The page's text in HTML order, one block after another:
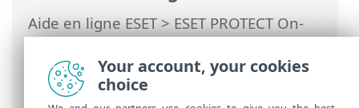
Aide en ligne ESET>ESET PROTECT On-
Prem>Utilisation d'ESET PROTECT On-
Prem>ESET PROTECT On-Prem Menu
principal
> Ordinateurs
Your account, your cookies
choice